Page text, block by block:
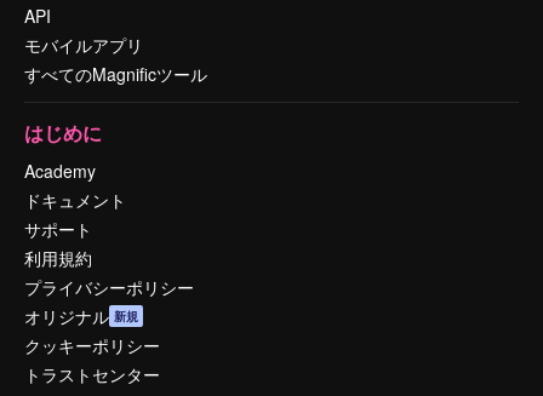
API
モバイルアプリ
すべてのMagnificツール
はじめに
Academy
ドキュメント
サポート
利用規約
プライバシーポリシー
オリジナル 新規
クッキーポリシー
トラストセンター